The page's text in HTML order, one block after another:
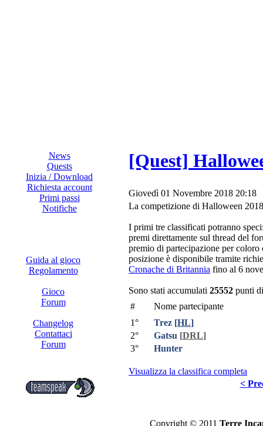
News
Quests
Inizia / Download
Richiesta account
Primi passi
Notifiche
Guida al gioco
Regolamento
Gioco
Forum
Changelog
Contattaci
Forum
[Quest]
Giovedì 01 Novembre 2018 20:18
La competizione di Halloween
I primi tre classificati potranno
premi direttamente sul thread del
premio di partecipazione per
posizione è disponibile tramite
Cronache di Britannia fino al 6
Sono stati accumulati 25552 punti
#
Nome partecipante
1°
Trez [HL]
2°
Gatsu [DRL]
3°
Hunter
Visualizza la classifica completa
<
Copyright © 2011 Terre